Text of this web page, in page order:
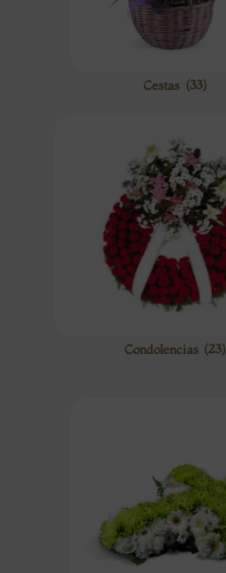
Cestas (33)
Condolencias (23)